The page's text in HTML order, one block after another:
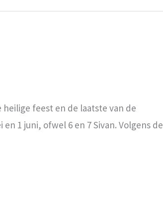
feest en de laatste van de
1 juni, ofwel 6 en 7 Sivan. Volgens de